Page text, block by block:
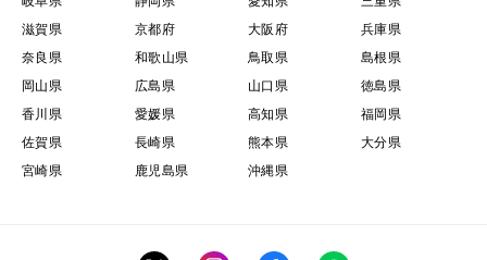
滋賀県
京都府 大阪府
兵庫県
奈良県
和歌山県 鳥取県
島根県
岡山県
広島県 山口県
徳島県
香川県
愛媛県 高知県
福岡県
佐賀県
長崎県 熊本県
大分県
宮崎県
鹿児島県 沖縄県